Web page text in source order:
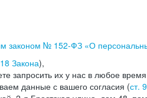
законом № 152-ФЗ «О
Закона),
запросить их у нас в любое
данные с вашего согласия (ст.